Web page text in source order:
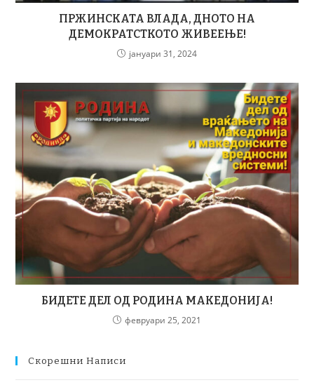
ПРЖИНСКАТА ВЛАДА, ДНОТО НА
ДЕМОКРАТСТКОТО ЖИВЕЕЊЕ!
јануари 31, 2024
БИДЕТЕ ДЕЛ ОД РОДИНА МАКЕДОНИЈА!
февруари 25, 2021
Скорешни Написи